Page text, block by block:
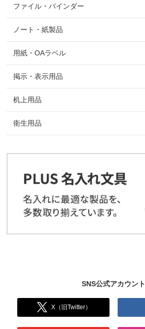
ファイル・バインダー
ノート・紙製品
用紙・OAラベル
掲示・表示用品
机上用品
衛生用品
SNS公式アカウント
X（旧Twitter）